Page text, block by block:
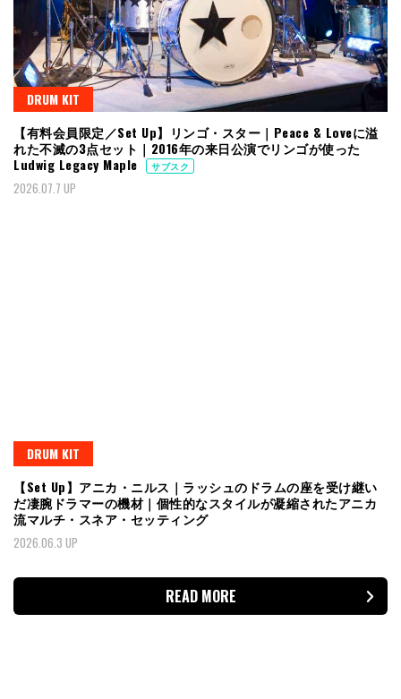
DRUM KIT
【有料会員限定／Set Up】リンゴ・スター｜Peace & Loveに溢
れた不滅の3点セット｜2016年の来日公演でリンゴが使った
Ludwig Legacy Maple
サブスク
2026.07.7 UP
DRUM KIT
【Set Up】アニカ・ニルス｜ラッシュのドラムの座を受け継い
だ凄腕ドラマーの機材｜個性的なスタイルが凝縮されたアニカ
流マルチ・スネア・セッティング
2026.06.3 UP
READ MORE